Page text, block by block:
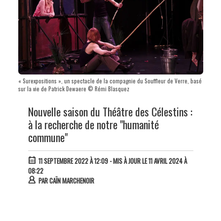
« Surexpositions », un spectacle de la compagnie du Souffleur de Verre, basé
sur la vie de Patrick Dewaere © Rémi Blasquez
Nouvelle saison du Théâtre des Célestins :
à la recherche de notre "humanité
commune"
11 SEPTEMBRE 2022 À 12:09- MIS À JOUR LE 11 AVRIL 2024 À
08:22
PARCAÏN MARCHENOIR